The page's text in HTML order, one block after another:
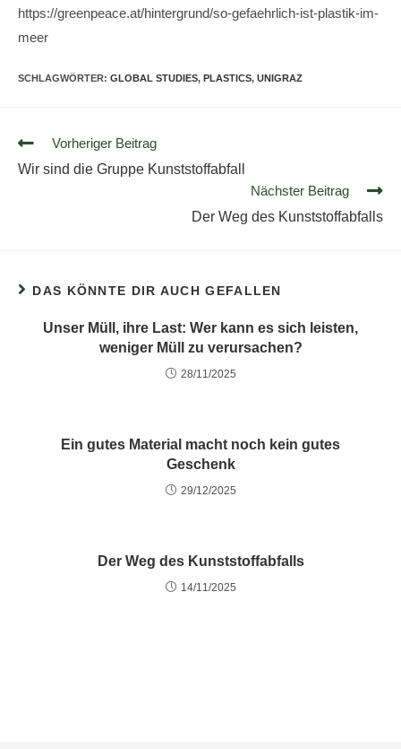
https://greenpeace.at/hintergrund/so-gefaehrlich-ist-plastik-im-
meer
SCHLAGWÖRTER: GLOBAL STUDIES, PLASTICS, UNIGRAZ
Vorheriger Beitrag
Wir sind die Gruppe Kunststoffabfall
Nächster Beitrag
Der Weg des Kunststoffabfalls
DAS KÖNNTE DIR AUCH GEFALLEN
Unser Müll, ihre Last: Wer kann es sich leisten,
weniger Müll zu verursachen?
28/11/2025
Ein gutes Material macht noch kein gutes
Geschenk
29/12/2025
Der Weg des Kunststoffabfalls
14/11/2025